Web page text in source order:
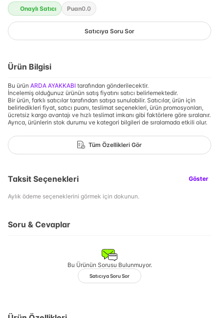
Onaylı Satıcı Puan0.0
Satıcıya Soru Sor
Ürün Bilgisi
Bu ürün ARDA AYAKKABI tarafından gönderilecektir.
İncelemiş olduğunuz ürünün satış fiyatını satıcı belirlemektedir.
Bir ürün, farklı satıcılar tarafından satışa sunulabilir. Satıcılar, ürün için
belirledikleri fiyat, satıcı puanı, teslimat seçenekleri, ürün promosyonları,
ücretsiz kargo avantajı ve hızlı teslimat imkanı gibi faktörlere göre sıralanır.
Ayrıca, ürünlerin stok durumu ve kategori bilgileri de sıralamada etkili olur.
Tüm Özellikleri Gör
Taksit Seçenekleri Göster
Aylık ödeme seçeneklerini görmek için dokunun.
Soru & Cevaplar
Bu Ürünün Sorusu Bulunmuyor.
Satıcıya Soru Sor